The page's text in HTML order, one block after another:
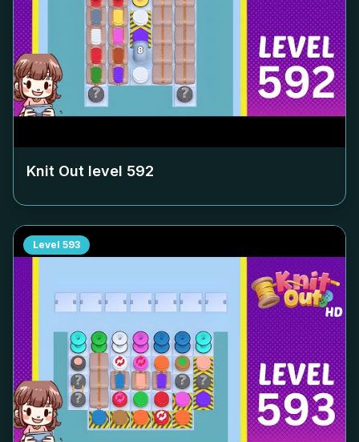
Knit Out level 592
Level 593